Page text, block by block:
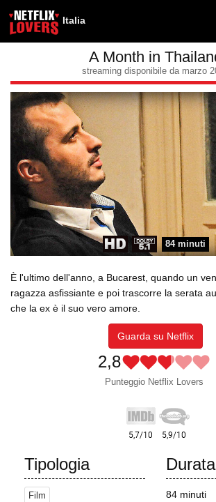
Italia
A Month in
streaming disponibile da marzo
84 minuti
È l'ultimo dell'anno, a Bucarest, quando un
ragazza asfissiante e poi trascorre la serata
che la ex è il suo vero amore.
Guarda su Netflix
2,8
Punteggio Netflix Lovers
Tipologia
Film
Durata
84 minuti